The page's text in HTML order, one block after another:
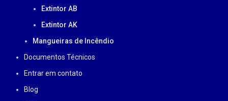
Extintor AB
Extintor AK
Mangueiras de Incêndio
Documentos Técnicos
Entrar em contato
Blog